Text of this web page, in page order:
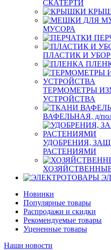
СКАТЕРТИ
МУСОРА
ПЛАСТИК И
ТЕРМОМЕТРЫ
УСТРОЙСТВА
ВАФЕЛЬНАЯ, д/
УДОБРЕНИЯ,
РАСТЕНИЯМИ
Новинки
Популярные товары
Распродажи и скидки
Рекомендуемые товары
Уцененные товары
Наши новости